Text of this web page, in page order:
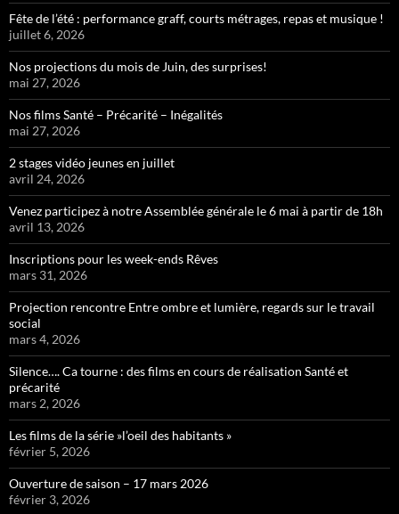
Fête de l’été : performance graff, courts métrages, repas et musique !
juillet 6, 2026
Nos projections du mois de Juin, des surprises!
mai 27, 2026
Nos films Santé – Précarité – Inégalités
mai 27, 2026
2 stages vidéo jeunes en juillet
avril 24, 2026
Venez participez à notre Assemblée générale le 6 mai à partir de 18h
avril 13, 2026
Inscriptions pour les week-ends Rêves
mars 31, 2026
Projection rencontre Entre ombre et lumière, regards sur le travail
social
mars 4, 2026
Silence…. Ca tourne : des films en cours de réalisation Santé et
précarité
mars 2, 2026
Les films de la série »l’oeil des habitants »
février 5, 2026
Ouverture de saison – 17 mars 2026
février 3, 2026